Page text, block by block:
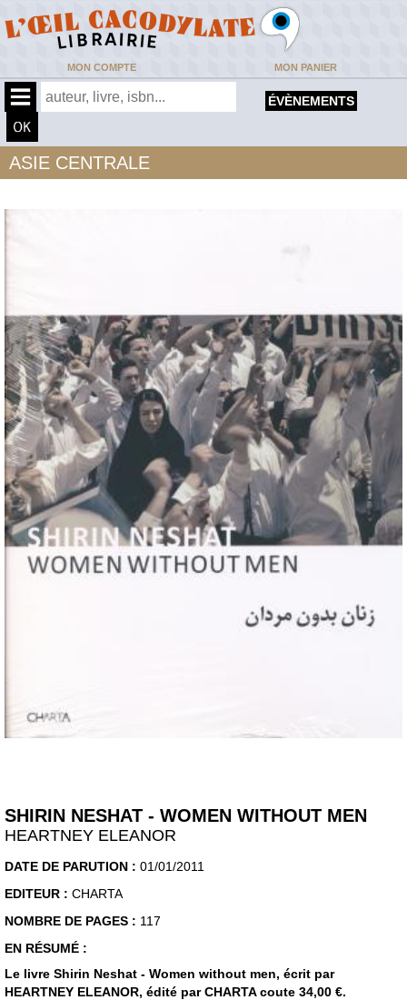
MON COMPTE MON PANIER
ÉVÈNEMENTS
ASIE CENTRALE
SHIRIN NESHAT - WOMEN WITHOUT MEN
HEARTNEY ELEANOR
DATE DE PARUTION : 01/01/2011
EDITEUR : CHARTA
NOMBRE DE PAGES : 117
EN RÉSUMÉ :
Le livre Shirin Neshat - Women without men, écrit par
HEARTNEY ELEANOR, édité par CHARTA coute 34,00 €.